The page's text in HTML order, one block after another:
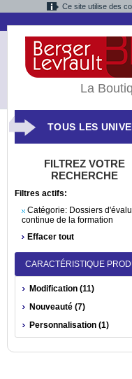
Ce site utilise des
La
TOUS LES
FILTREZ VOTRE
RECHERCHE
Filtres actifs:
Catégorie: Dossiers
continue de la formation
Effacer tout
CARACTÉRISTIQUE
Modification (11)
Nouveauté (7)
Personnalisation (1)